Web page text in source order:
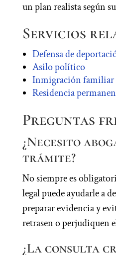
un plan realista según
Servicios
Defensa de
Asilo político
Inmigración familiar
Residencia
Preguntas
¿Necesito
trámite?
No siempre es
legal puede ayudarle a
preparar evidencia y
retrasen o perjudiquen
¿La consulta